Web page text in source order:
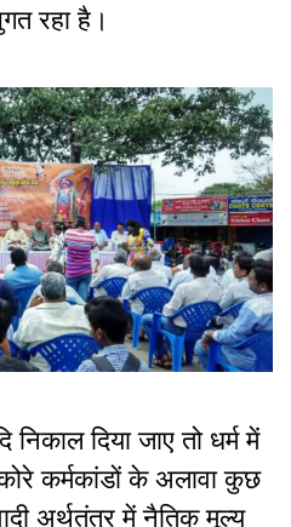
रहा है।
दिया जाए तो धर्म में
कर्मकांडों के अलावा कुछ
अर्थतंत्र में नैतिक मूल्य